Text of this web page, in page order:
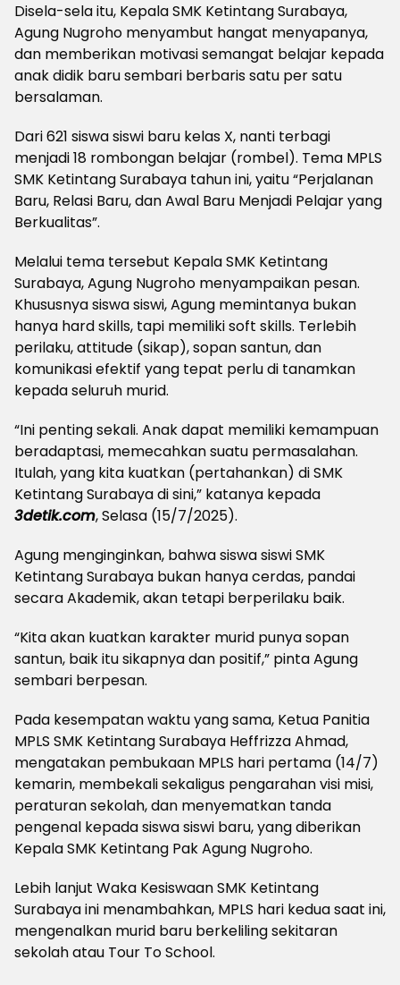
Disela-sela itu, Kepala SMK Ketintang Surabaya,
Agung Nugroho menyambut hangat menyapanya,
dan memberikan motivasi semangat belajar kepada
anak didik baru sembari berbaris satu per satu
bersalaman.
Dari 621 siswa siswi baru kelas X, nanti terbagi
menjadi 18 rombongan belajar (rombel). Tema MPLS
SMK Ketintang Surabaya tahun ini, yaitu “Perjalanan
Baru, Relasi Baru, dan Awal Baru Menjadi Pelajar yang
Berkualitas”.
Melalui tema tersebut Kepala SMK Ketintang
Surabaya, Agung Nugroho menyampaikan pesan.
Khususnya siswa siswi, Agung memintanya bukan
hanya hard skills, tapi memiliki soft skills. Terlebih
perilaku, attitude (sikap), sopan santun, dan
komunikasi efektif yang tepat perlu di tanamkan
kepada seluruh murid.
“Ini penting sekali. Anak dapat memiliki kemampuan
beradaptasi, memecahkan suatu permasalahan.
Itulah, yang kita kuatkan (pertahankan) di SMK
Ketintang Surabaya di sini,” katanya kepada
3detik.com, Selasa (15/7/2025).
Agung menginginkan, bahwa siswa siswi SMK
Ketintang Surabaya bukan hanya cerdas, pandai
secara Akademik, akan tetapi berperilaku baik.
“Kita akan kuatkan karakter murid punya sopan
santun, baik itu sikapnya dan positif,” pinta Agung
sembari berpesan.
Pada kesempatan waktu yang sama, Ketua Panitia
MPLS SMK Ketintang Surabaya Heffrizza Ahmad,
mengatakan pembukaan MPLS hari pertama (14/7)
kemarin, membekali sekaligus pengarahan visi misi,
peraturan sekolah, dan menyematkan tanda
pengenal kepada siswa siswi baru, yang diberikan
Kepala SMK Ketintang Pak Agung Nugroho.
Lebih lanjut Waka Kesiswaan SMK Ketintang
Surabaya ini menambahkan, MPLS hari kedua saat ini,
mengenalkan murid baru berkeliling sekitaran
sekolah atau Tour To School.